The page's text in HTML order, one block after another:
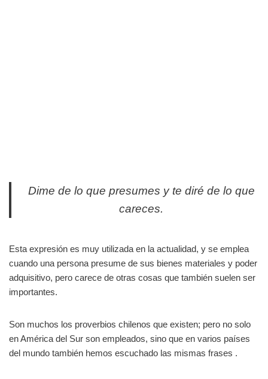
Dime de lo que presumes y te diré de lo que
careces.
Esta expresión es muy utilizada en la actualidad, y se emplea
cuando una persona presume de sus bienes materiales y poder
adquisitivo, pero carece de otras cosas que también suelen ser
importantes.
Son muchos los proverbios chilenos que existen; pero no solo
en América del Sur son empleados, sino que en varios países
del mundo también hemos escuchado las mismas frases .